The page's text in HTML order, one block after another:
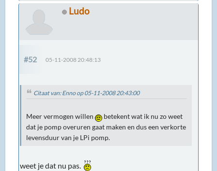
Ludo
#52 05-11-2008 20:48:13
Citaat van: Enno op 05-11-2008 20:43:00
Meer vermogen willen
betekent wat ik nu zo weet
dat je pomp overuren gaat maken en dus een verkorte
levensduur van je LPi pomp.
weet je dat nu pas.